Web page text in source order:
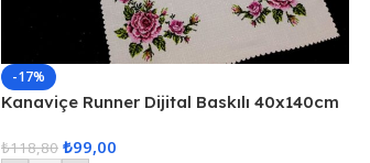
-17%
Kanaviçe Runner Dijital Baskılı 40x140cm
₺118,80 ₺99,00